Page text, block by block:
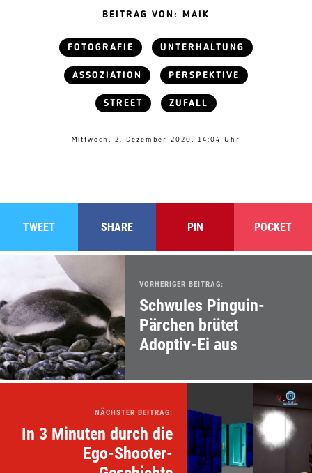
BEITRAG VON: MAIK
FOTOGRAFIE UNTERHALTUNG
ASSOZIATION PERSPEKTIVE
STREET ZUFALL
Mittwoch, 2. Dezember 2020, 14:04 Uhr
TWEET SHARE PIN POCKET
VORHERIGER BEITRAG:
Schwules Pinguin-
Pärchen brütet
Adoptiv-Ei aus
NÄCHSTER BEITRAG:
In 3 Minuten durch die
Ego-Shooter-